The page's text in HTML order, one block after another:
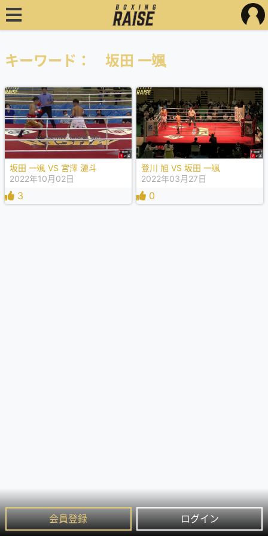
会員登録 ログイン
キーワード： 坂田 一颯
坂田 一颯 VS 宮澤 漣斗
2022年10月02日
3
登川 旭 VS 坂田 一颯
2022年03月27日
0